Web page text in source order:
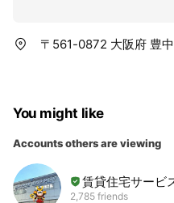
〒561-0872 大阪府 豊
You might like
Accounts others are viewing
賃貸住宅サービ
2,785 friends